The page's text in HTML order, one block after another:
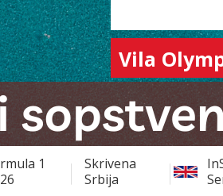
Vila
1
Skrivena
Srbija